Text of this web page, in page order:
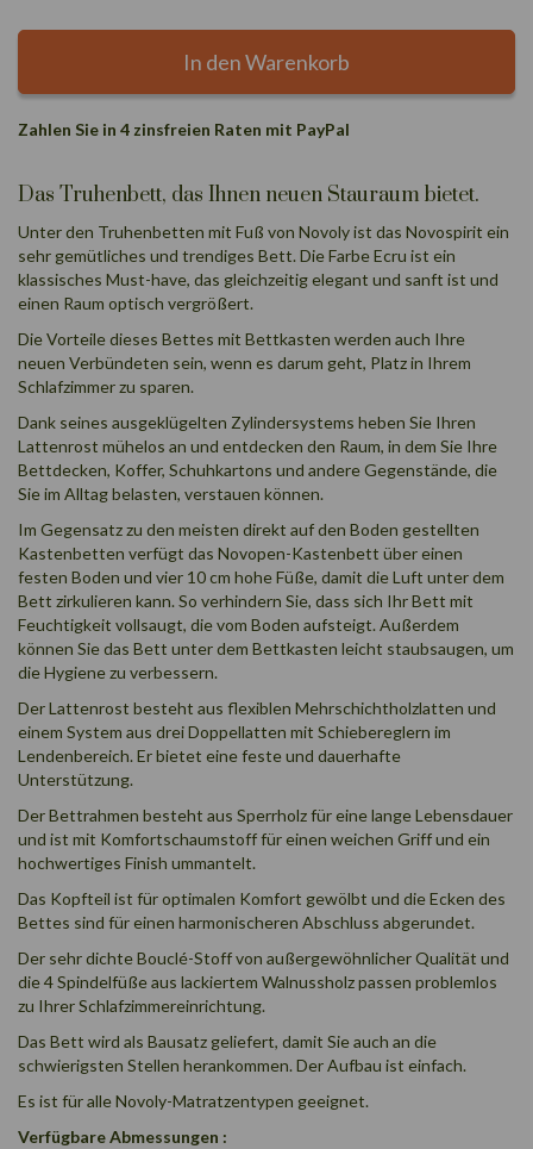
In den Warenkorb
Zahlen Sie in 4 zinsfreien Raten mit PayPal
Das Truhenbett, das Ihnen neuen Stauraum bietet.
Unter den Truhenbetten mit Fuß von Novoly ist das Novospirit ein
sehr gemütliches und trendiges Bett. Die Farbe Ecru ist ein
klassisches Must-have, das gleichzeitig elegant und sanft ist und
einen Raum optisch vergrößert.
Die Vorteile dieses Bettes mit Bettkasten werden auch Ihre
neuen Verbündeten sein, wenn es darum geht, Platz in Ihrem
Schlafzimmer zu sparen.
Dank seines ausgeklügelten Zylindersystems heben Sie Ihren
Lattenrost mühelos an und entdecken den Raum, in dem Sie Ihre
Bettdecken, Koffer, Schuhkartons und andere Gegenstände, die
Sie im Alltag belasten, verstauen können.
Im Gegensatz zu den meisten direkt auf den Boden gestellten
Kastenbetten verfügt das Novopen-Kastenbett über einen
festen Boden und vier 10 cm hohe Füße, damit die Luft unter dem
Bett zirkulieren kann. So verhindern Sie, dass sich Ihr Bett mit
Feuchtigkeit vollsaugt, die vom Boden aufsteigt. Außerdem
können Sie das Bett unter dem Bettkasten leicht staubsaugen, um
die Hygiene zu verbessern.
Der Lattenrost besteht aus flexiblen Mehrschichtholzlatten und
einem System aus drei Doppellatten mit Schiebereglern im
Lendenbereich. Er bietet eine feste und dauerhafte
Unterstützung.
Der Bettrahmen besteht aus Sperrholz für eine lange Lebensdauer
und ist mit Komfortschaumstoff für einen weichen Griff und ein
hochwertiges Finish ummantelt.
Das Kopfteil ist für optimalen Komfort gewölbt und die Ecken des
Bettes sind für einen harmonischeren Abschluss abgerundet.
Der sehr dichte Bouclé-Stoff von außergewöhnlicher Qualität und
die 4 Spindelfüße aus lackiertem Walnussholz passen problemlos
zu Ihrer Schlafzimmereinrichtung.
Das Bett wird als Bausatz geliefert, damit Sie auch an die
schwierigsten Stellen herankommen. Der Aufbau ist einfach.
Es ist für alle Novoly-Matratzentypen geeignet.
Verfügbare Abmessungen :